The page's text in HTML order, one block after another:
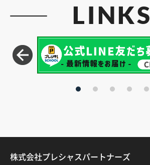
LINKS
株式会社プレシャスパートナーズ